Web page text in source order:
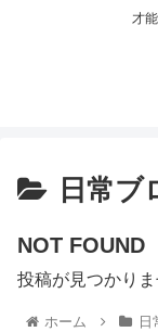
才
日常ブ
NOT FOUND
投稿が見つかりま
ホーム 日